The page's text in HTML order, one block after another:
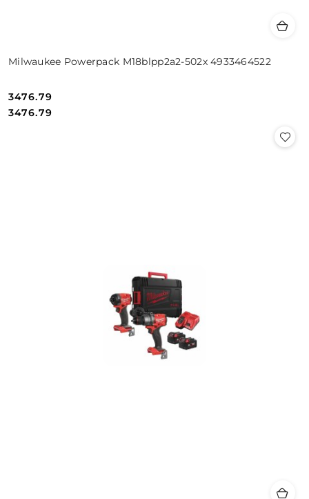
Milwaukee Powerpack M18blpp2a2-502x 4933464522
Cena:
3476.79
Cena:
3476.79